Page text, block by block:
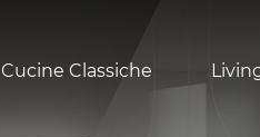
Cucine Classiche